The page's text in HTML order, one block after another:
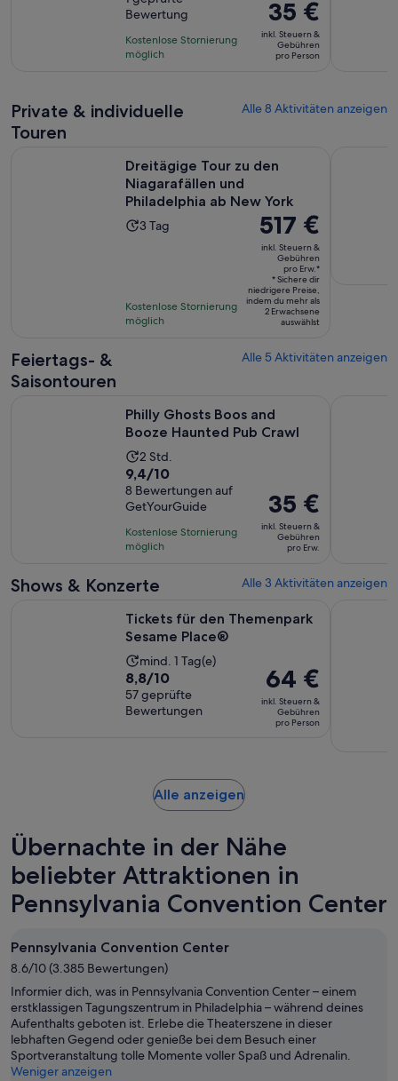
2
Stunden
10,
basierend
auf
Bewertung
Kostenlose Stornierung
möglich
Der
Preis
beträgt
35 €
Person
35 €
inkl. Steuern &
Gebühren
pro Person
Private & individuelle
Touren
Alle 8 Aktivitäten anzeigen
Dreitägige Tour zu den
Niagarafällen und
Philadelphia ab New York
Die
3 Tag
Kostenlose Stornierung
möglich
Der
Preis
beträgt
517 €
pro
Erw.*
517 €
inkl. Steuern &
Gebühren
pro Erw.*
* Sichere dir
niedrigere Preise,
indem du mehr als
2 Erwachsene
auswählst
Feiertags- &
Saisontouren
Alle 5 Aktivitäten anzeigen
Philly Ghosts Boos and
Booze Haunted Pub Crawl
Die
Aktivität
dauert
2
Stunden
2 Std.
9.4
von
10,
basierend
auf
Bewertungen.
9,4/10
8 Bewertungen auf
GetYourGuide
Kostenlose Stornierung
möglich
Der
Preis
beträgt
35 €
Erw.
35 €
inkl. Steuern &
Gebühren
pro Erw.
Shows & Konzerte Alle 3 Aktivitäten anzeigen
Tickets für den Themenpark
Sesame Place®
Die
Aktivität
dauert
1 Tag
mind. 1 Tag(e)
8.8
von
10,
Bewertungen.
8,8/10
57 geprüfte
Bewertungen
Der
Preis
beträgt
64 €
64 €
inkl. Steuern &
Gebühren
pro Person
Alle anzeigenWird
neuen
geöffnet
Übernachte in der Nähe
beliebter Attraktionen in
Pennsylvania Convention Center
Pennsylvania Convention Center
8.6/10 (3.385 Bewertungen)
Informier dich, was in Pennsylvania Convention Center – einem
erstklassigen Tagungszentrum in Philadelphia – während deines
Aufenthalts geboten ist. Erlebe die Theaterszene in dieser
lebhaften Gegend oder genieße bei dem Besuch einer
Sportveranstaltung tolle Momente voller Spaß und Adrenalin.
Weniger anzeigen